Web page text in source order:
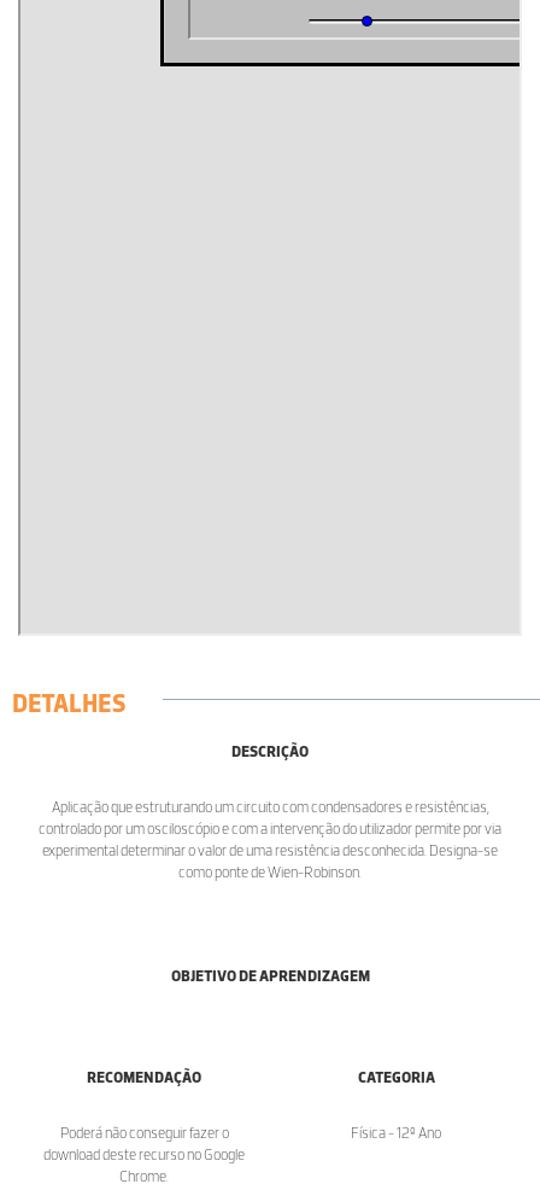
DETALHES
DESCRIÇÃO
Aplicação que estruturando um circuito com condensadores e resistências,
controlado por um osciloscópio e com a intervenção do utilizador permite por via
experimental determinar o valor de uma resistência desconhecida. Designa-se
como ponte de Wien-Robinson.
OBJETIVO DE APRENDIZAGEM
RECOMENDAÇÃO
Poderá não conseguir fazer o
download deste recurso no Google
Chrome.
CATEGORIA
Física - 12º Ano